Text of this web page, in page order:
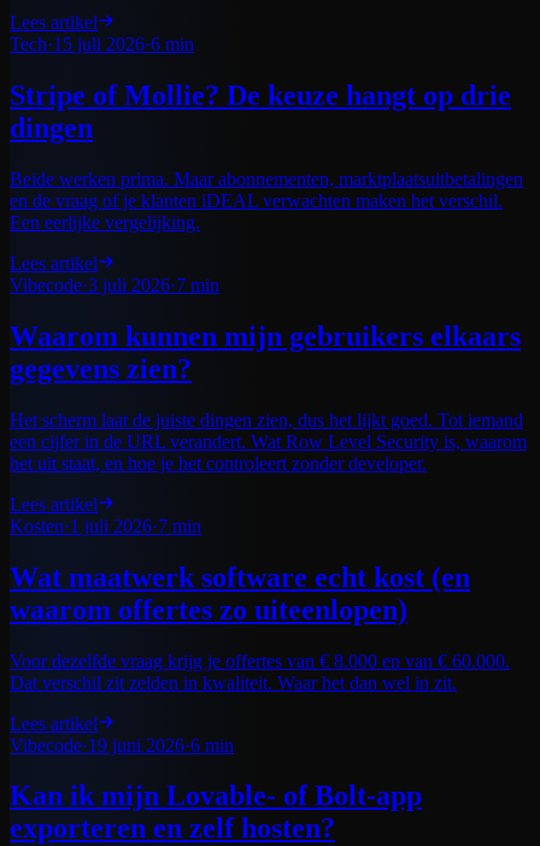
Lees artikel
Tech·15 juli 2026·6 min
Stripe of Mollie? De keuze hangt op drie
dingen
Beide werken prima. Maar abonnementen, marktplaatsuitbetalingen
en de vraag of je klanten iDEAL verwachten maken het verschil.
Een eerlijke vergelijking.
Lees artikel
Vibecode·3 juli 2026·7 min
Waarom kunnen mijn gebruikers elkaars
gegevens zien?
Het scherm laat de juiste dingen zien, dus het lijkt goed. Tot iemand
een cijfer in de URL verandert. Wat Row Level Security is, waarom
het uit staat, en hoe je het controleert zonder developer.
Lees artikel
Kosten·1 juli 2026·7 min
Wat maatwerk software echt kost (en
waarom offertes zo uiteenlopen)
Voor dezelfde vraag krijg je offertes van € 8.000 en van € 60.000.
Dat verschil zit zelden in kwaliteit. Waar het dan wel in zit.
Lees artikel
Vibecode·19 juni 2026·6 min
Kan ik mijn Lovable- of Bolt-app
exporteren en zelf hosten?